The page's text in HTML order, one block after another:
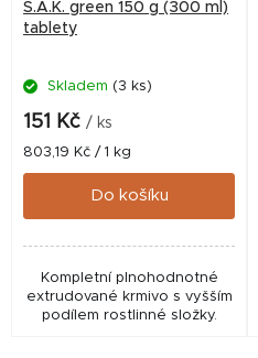
S.A.K. green 150 g (300 ml)
tablety
Skladem (3 ks)
151 Kč / ks
Měrná
cena:
803,19 Kč / 1 kg
Do košíku
Kompletní plnohodnotné
extrudované krmivo s vyšším
podílem rostlinné složky.